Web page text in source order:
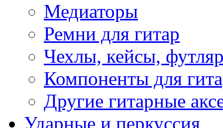
Медиаторы
Ремни для гитар
Чехлы, кейсы,
Компоненты для
Другие гитарные
Ударные и перкуссия